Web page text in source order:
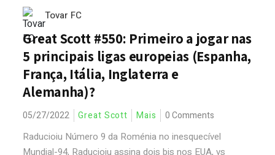
Tovar FC
Great Scott #550: Primeiro a jogar nas
5 principais ligas europeias (Espanha,
França, Itália, Inglaterra e
Alemanha)?
05/27/2022 Great Scott Mais 0 Comments
Raducioiu Número 9 da Roménia no inesquecível
Mundial-94, Raducioiu assina dois bis nos EUA, vs